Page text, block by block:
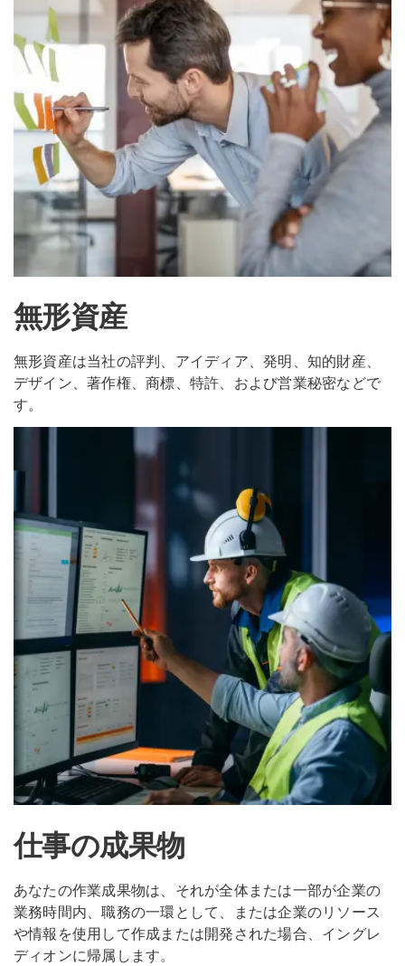
無形資産
無形資産は当社の評判、アイディア、発明、知的財産、
デザイン、著作権、商標、特許、および営業秘密などで
す。
仕事の成果物
あなたの作業成果物は、それが全体または一部が企業の
業務時間内、職務の一環として、または企業のリソース
や情報を使用して作成または開発された場合、イングレ
ディオンに帰属します。